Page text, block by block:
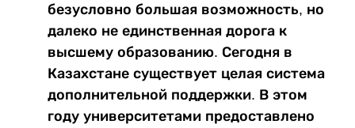
безусловно большая возможность, но
далеко не единственная дорога к
высшему образованию. Сегодня в
Казахстане существует целая система
дополнительной поддержки. В этом
году университетами предоставлено